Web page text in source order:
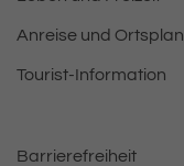
Anreise und Ortsplan
Tourist-Information
Barrierefreiheit